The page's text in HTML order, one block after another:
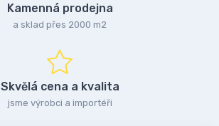
Kamenná prodejna
a sklad přes 2000 m2
Skvělá cena a kvalita
jsme výrobci a importéři